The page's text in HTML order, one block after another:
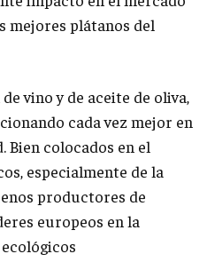
mejores plátanos del
vino y de aceite de oliva,
cada vez mejor en
Bien colocados en el
especialmente de la
productores de
europeos en la